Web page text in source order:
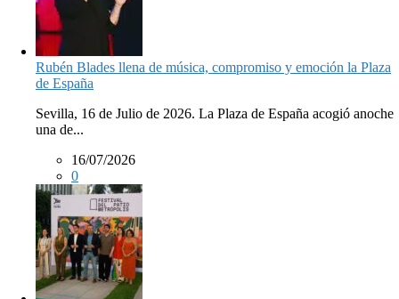
Rubén Blades llena de música, compromiso y emoción la Plaza
de España
Sevilla, 16 de Julio de 2026. La Plaza de España acogió anoche
una de...
16/07/2026
0